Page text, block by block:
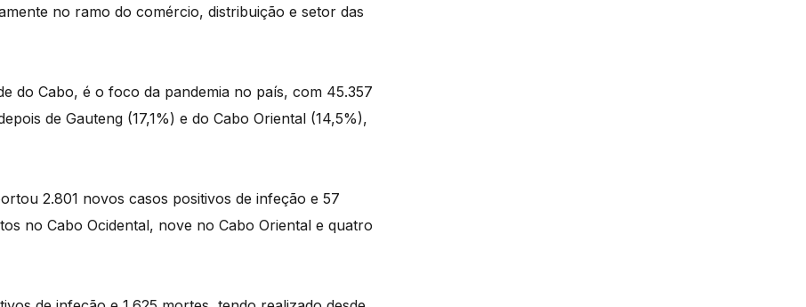
no ramo do comércio, distribuição e setor das
do Cabo, é o foco da pandemia no país, com 45.357
de Gauteng (17,1%) e do Cabo Oriental (14,5%),
2.801 novos casos positivos de infeção e 57
no Cabo Ocidental, nove no Cabo Oriental e quatro